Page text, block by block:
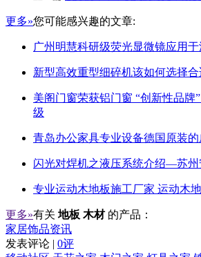
更多»您可能感兴趣的文章:
广州明慧科研级荧光显微镜应用
新型高效重型细碎机该如何选择
美阁门窗荣获铝门窗 “创新性品牌
级
青岛办公家具专业设备德国原装的
闪光对焊机之液压系统介绍—苏州
专业运动木地板施工厂家 运动木
更多»有关 地板 木材 的产品：
家居饰品资讯
发表评论 | 0评